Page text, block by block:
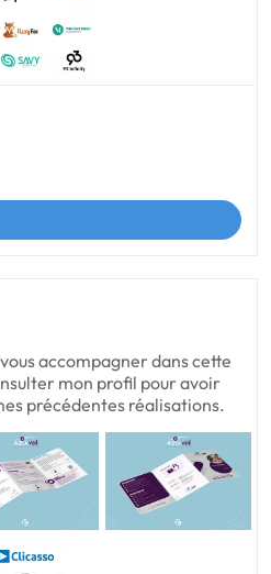
accompagner dans cette
mon profil pour avoir
précédentes réalisations.